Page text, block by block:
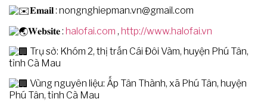
𝐄𝐦𝐚𝐢𝐥 : nongnghiepman.vn@gmail.com
𝐖𝐞𝐛𝐬𝐢𝐭𝐞 : halofai.com , http://www.halofai.vn
Trụ sở: Khóm 2, thị trấn Cái Đôi Vàm, huyện Phú Tân,
tỉnh Cà Mau
Vùng nguyên liệu: Ấp Tân Thành, xã Phú Tân, huyện
Phú Tân, tỉnh Cà Mau